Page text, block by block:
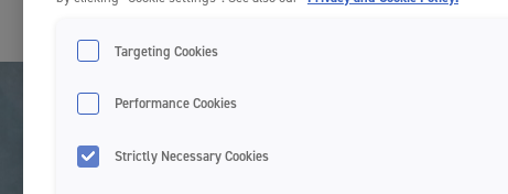
Targeting Cookies
Performance Cookies
Strictly Necessary Cookies